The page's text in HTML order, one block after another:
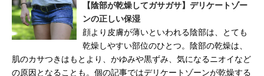
【陰部が乾燥してガサガサ】デリケートゾー
ンの正しい保湿
顔より皮膚が薄いといわれる陰部は、とても
乾燥しやすい部位のひとつ。陰部の乾燥は、
肌のカサつきはもとより、かゆみや黒ずみ、気になるニオイなど
の原因となることも。個の記事ではデリケートゾーンが乾燥する